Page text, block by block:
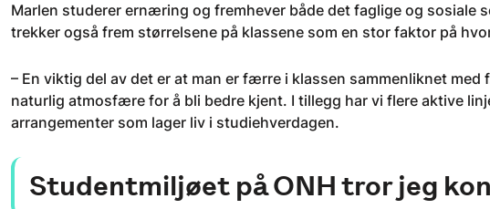
Marlen studerer ernæring og fremhever både det faglige og sosiale
trekker også frem størrelsene på klassene som en stor faktor på
– En viktig del av det er at man er færre i klassen sammenliknet
naturlig atmosfære for å bli bedre kjent. I tillegg har vi flere aktive
arrangementer som lager liv i studiehverdagen.
Studentmiljøet på ONH tror jeg